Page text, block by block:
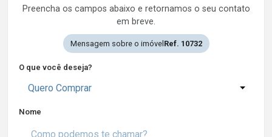
Preencha os campos abaixo e retornamos o seu contato
em breve.
Mensagem sobre o imóvel Ref. 10732
O que você deseja?
Quero Comprar
Nome